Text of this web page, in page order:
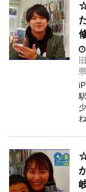
旧
県